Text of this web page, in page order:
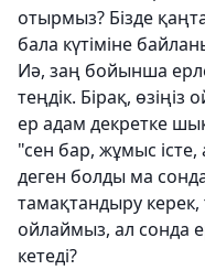
отырмыз? Бізде
бала күтіміне
Иә, заң бойынша
теңдік. Бірақ,
ер адам декретке
"сен бар, жұмыс
деген болды ма
тамақтандыру
ойлаймыз, ал сонда
кетеді?